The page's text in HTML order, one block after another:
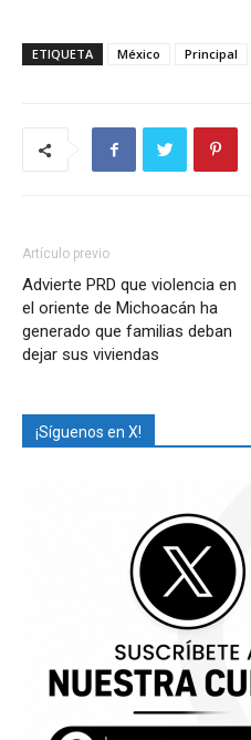
ETIQUETA México Principal
Artículo previo
Advierte PRD que violencia en
el oriente de Michoacán ha
generado que familias deban
dejar sus viviendas
¡Síguenos en X!